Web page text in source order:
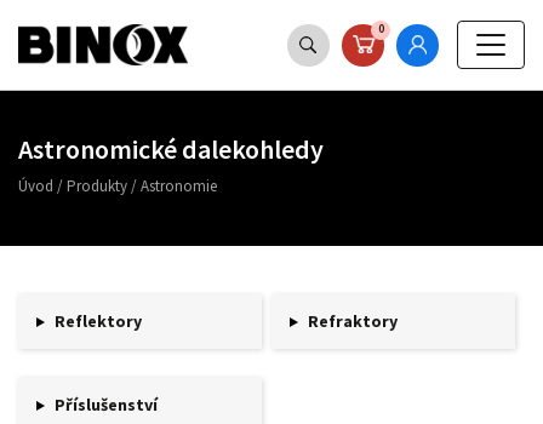
0
Astronomické dalekohledy
Úvod / Produkty/Astronomie
Reflektory Refraktory
Příslušenství